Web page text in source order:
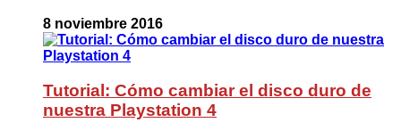
8 noviembre 2016
Tutorial: Cómo cambiar el disco duro de
nuestra Playstation 4